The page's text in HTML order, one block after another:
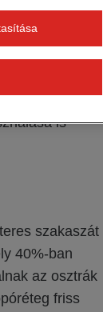
is
szakaszát
40%-ban
az osztrák
friss